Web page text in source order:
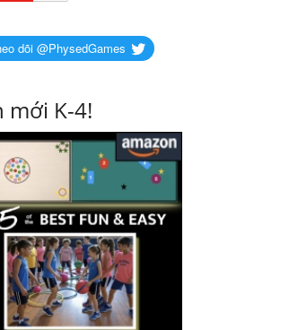
dõi @PhysedGames
mới K-4!